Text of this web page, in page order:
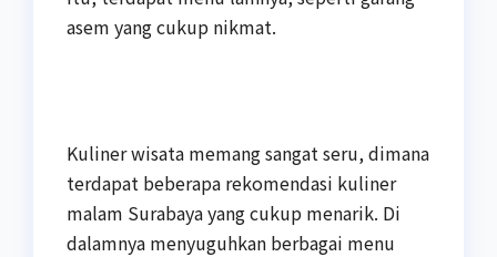
asem yang cukup nikmat.
Kuliner wisata memang sangat seru, dimana
terdapat beberapa rekomendasi kuliner
malam Surabaya yang cukup menarik. Di
dalamnya menyuguhkan berbagai menu